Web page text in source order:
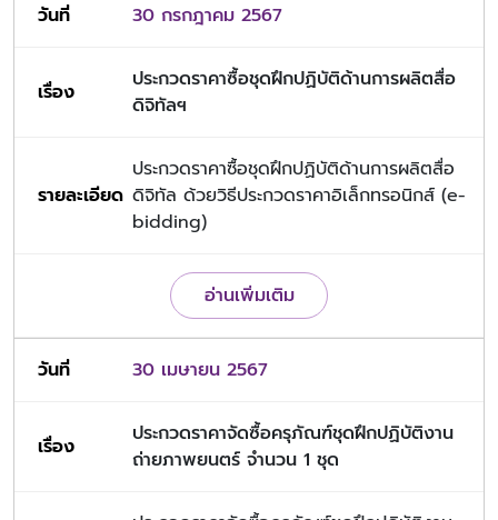
30 กรกฎาคม 2567
ประกวดราคาซื้อชุดฝึกปฏิบัติด้านการผลิตสื่อ
ดิจิทัลฯ
ประกวดราคาซื้อชุดฝึกปฏิบัติด้านการผลิตสื่อ
ดิจิทัล ด้วยวิธีประกวดราคาอิเล็กทรอนิกส์ (e-
bidding)
อ่านเพิ่มเติม
30 เมษายน 2567
ประกวดราคาจัดซื้อครุภัณฑ์ชุดฝึกปฏิบัติงาน
ถ่ายภาพยนตร์ จำนวน 1 ชุด